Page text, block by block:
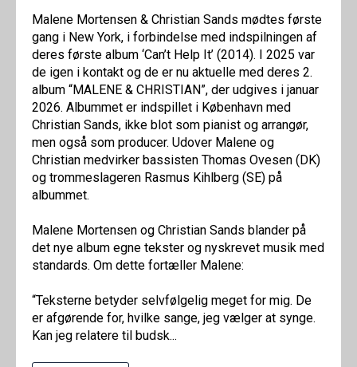
Malene Mortensen & Christian Sands mødtes første
gang i New York, i forbindelse med indspilningen af
deres første album ‘Can’t Help It’ (2014). I 2025 var
de igen i kontakt og de er nu aktuelle med deres 2.
album “MALENE & CHRISTIAN”, der udgives i januar
2026. Albummet er indspillet i København med
Christian Sands, ikke blot som pianist og arrangør,
men også som producer. Udover Malene og
Christian medvirker bassisten Thomas Ovesen (DK)
og trommeslageren Rasmus Kihlberg (SE) på
albummet.
Malene Mortensen og Christian Sands blander på
det nye album egne tekster og nyskrevet musik med
standards. Om dette fortæller Malene:
“Teksterne betyder selvfølgelig meget for mig. De
er afgørende for, hvilke sange, jeg vælger at synge.
Kan jeg relatere til budsk...